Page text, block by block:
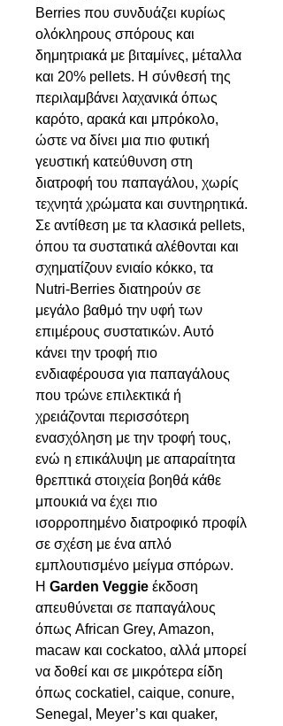
Berries που συνδυάζει κυρίως
ολόκληρους σπόρους και
δημητριακά με βιταμίνες, μέταλλα
και 20% pellets. Η σύνθεσή της
περιλαμβάνει λαχανικά όπως
καρότο, αρακά και μπρόκολο,
ώστε να δίνει μια πιο φυτική
γευστική κατεύθυνση στη
διατροφή του παπαγάλου, χωρίς
τεχνητά χρώματα και συντηρητικά.
Σε αντίθεση με τα κλασικά pellets,
όπου τα συστατικά αλέθονται και
σχηματίζουν ενιαίο κόκκο, τα
Nutri-Berries διατηρούν σε
μεγάλο βαθμό την υφή των
επιμέρους συστατικών. Αυτό
κάνει την τροφή πιο
ενδιαφέρουσα για παπαγάλους
που τρώνε επιλεκτικά ή
χρειάζονται περισσότερη
ενασχόληση με την τροφή τους,
ενώ η επικάλυψη με απαραίτητα
θρεπτικά στοιχεία βοηθά κάθε
μπουκιά να έχει πιο
ισορροπημένο διατροφικό προφίλ
σε σχέση με ένα απλό
εμπλουτισμένο μείγμα σπόρων.
Η Garden Veggie έκδοση
απευθύνεται σε παπαγάλους
όπως African Grey, Amazon,
macaw και cockatoo, αλλά μπορεί
να δοθεί και σε μικρότερα είδη
όπως cockatiel, caique, conure,
Senegal, Meyer’s και quaker,